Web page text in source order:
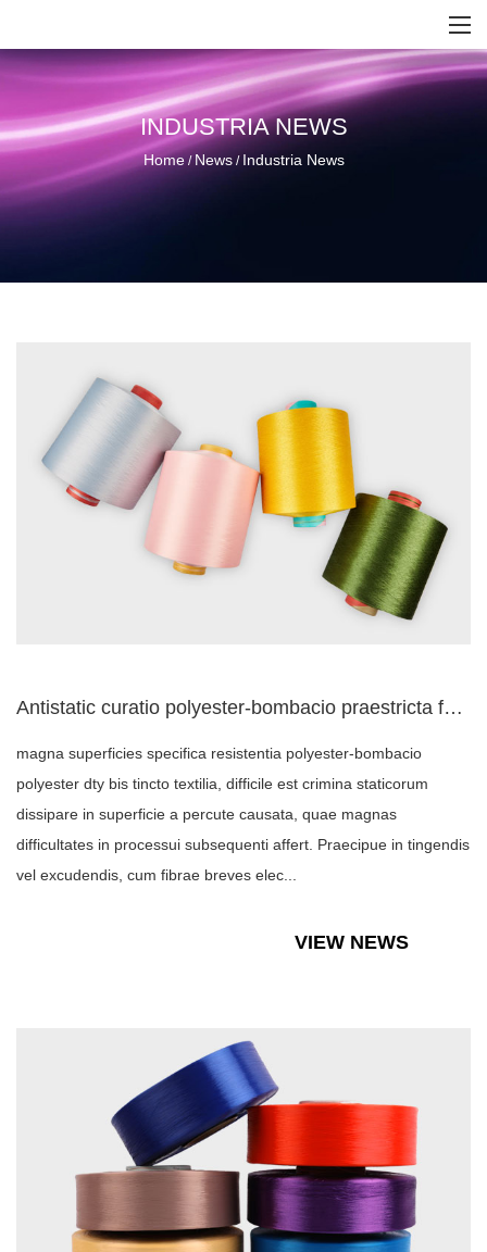
INDUSTRIA NEWS
Home/ News/ Industria News
Antistatic curatio polyester-bombacio praestricta fabricae a...
magna superficies specifica resistentia polyester-bombacio
polyester dty bis tincto textilia, difficile est crimina staticorum
dissipare in superficie a percute causata, quae magnas
difficultates in processui subsequenti affert. Praecipue in tingendis
vel excudendis, cum fibrae breves elec...
VIEW NEWS